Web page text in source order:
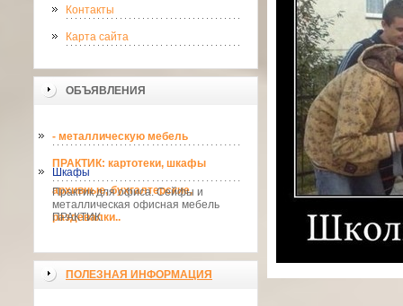
Контакты
Карта сайта
ОБЪЯВЛЕНИЯ
- металлическую мебель
ПРАКТИК: картотеки, шкафы
архивные, бухгалтерские,
раздевалки..
Шкафы
Практик для офиса. Сейфы и
металлическая офисная мебель
ПРАКТИК.
ПОЛЕЗНАЯ ИНФОРМАЦИЯ